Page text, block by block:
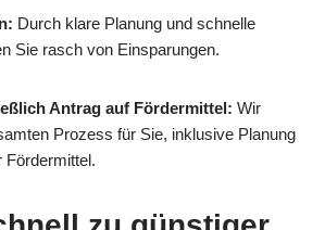
Durch klare Planung und schnelle
Sie rasch von Einsparungen.
Antrag auf Fördermittel: Wir
Prozess für Sie, inklusive Planung
Fördermittel.